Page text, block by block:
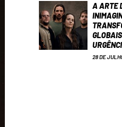
A ARTE
28 DE